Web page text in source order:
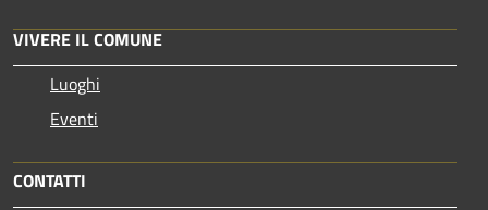
VIVERE IL COMUNE
Luoghi
Eventi
CONTATTI